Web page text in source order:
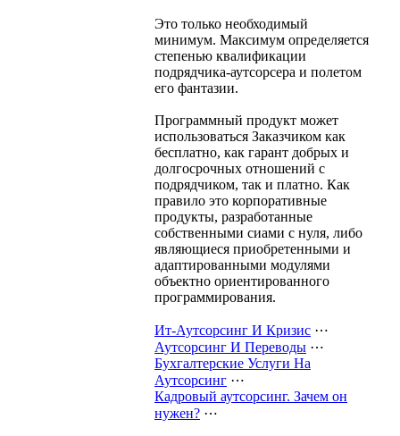
Это только необходимый
минимум. Максимум определяется
степенью квалификации
подрядчика-аутсорсера и полетом
его фантазии.
Программный продукт может
использоваться Заказчиком как
бесплатно, как гарант добрых и
долгосрочных отношений с
подрядчиком, так и платно. Как
правило это корпоративные
продукты, разработанные
собственными сиами с нуля, либо
являющиеся приобретенными и
адаптированными модулями
объектно ориентированного
программирования.
Ит-Аутсорсинг И Кризис ⋯
Аутсорсинг И Переводы ⋯
Бухгалтерские Услуги На
Аутсорсинг ⋯
Кадровый аутсорсинг. Зачем он
нужен? ⋯